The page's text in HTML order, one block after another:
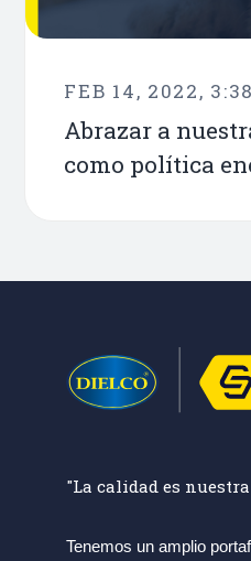
FEB 14, 2022,
Abrazar a
como política
"La calidad es
Tenemos un amplio